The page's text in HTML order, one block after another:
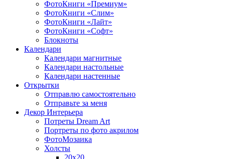
ФотоКниги «Премиум»
ФотоКниги «Слим»
ФотоКниги «Лайт»
ФотоКниги «Софт»
Блокноты
Календари
Календари магнитные
Календари настольные
Календари настенные
Открытки
Отправлю самостоятельно
Отправьте за меня
Декор Интерьера
Потреты Dream Art
Портреты по фото акрилом
ФотоМозаика
Холсты
20х20